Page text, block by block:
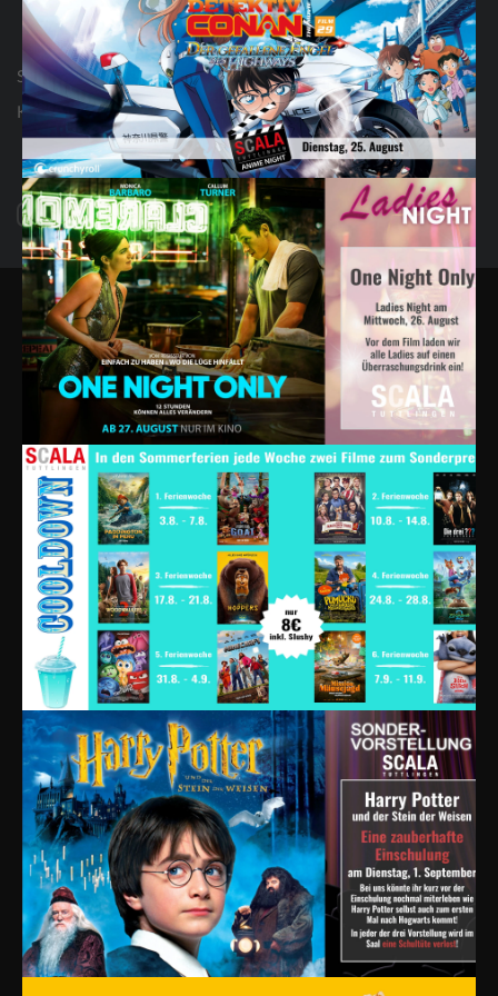
Seniorenkino Geschenkideen
Kontakt AGB & FAQ Impressum